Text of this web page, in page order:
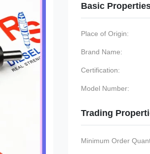
Basic
Place of Origin:
Brand Name:
Certification:
Model Number:
Trading
Minimum Order